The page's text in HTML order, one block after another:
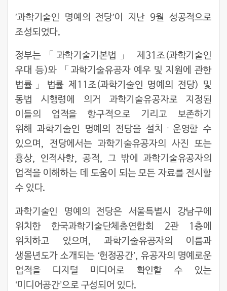
′과학기술인 명예의 전당’이 지난 9월 성공적으로
조성되었다.
정부는「과학기술기본법」 제31조(과학기술인
우대 등)와 「과학기술유공자 예우 및 지원에 관한
법률」법률 제11조(과학기술인 명예의 전당) 및
동법 시행령에 의거 과학기술유공자로 지정된
이들의 업적을 항구적으로 기리고 보존하기
위해 과학기술인 명예의 전당을 설치ㆍ운영할 수
있으며, 전당에서는 과학기술유공자의 사진 또는
흉상, 인적사항, 공적, 그 밖에 과학기술유공자의
업적을 이해하는 데 도움이 되는 모든 자료를 전시할
수 있다.
과학기술인 명예의 전당은 서울특별시 강남구에
위치한 한국과학기술단체총연합회 2관 1층에
위치하고 있으며, 과학기술유공자의 이름과
생몰년도가 소개되는 ‘헌정공간’, 유공자의 명예로운
업적을 디지털 미디어로 확인할 수 있는
‘미디어공간’으로 구성되어 있다.